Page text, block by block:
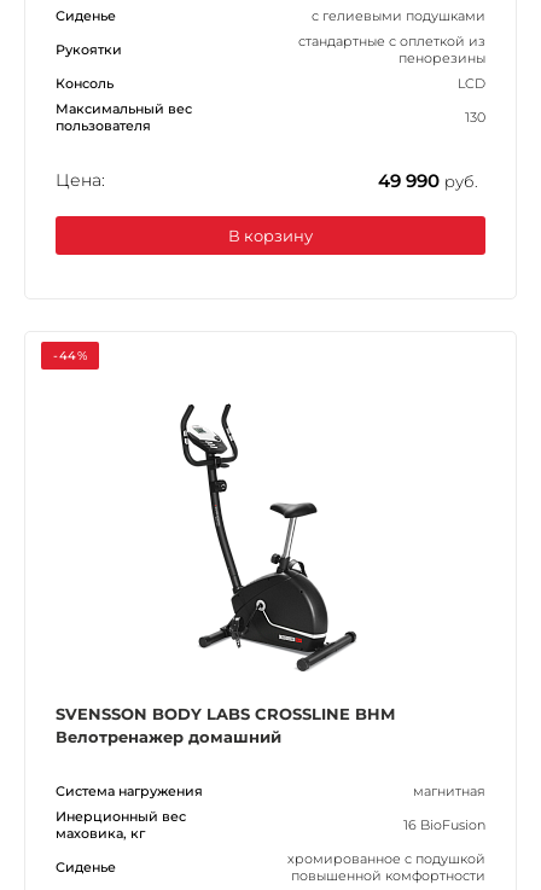
Сиденье
с гелиевыми подушками
Рукоятки
стандартные с оплеткой из
пенорезины
Консоль
LCD
Максимальный вес
пользователя
130
Цена: 49 990 руб.
В корзину
-44%
SVENSSON BODY LABS CROSSLINE BHM
Велотренажер домашний
Система нагружения
магнитная
Инерционный вес
маховика, кг
16 BioFusion
Сиденье
хромированное с подушкой
повышенной комфортности